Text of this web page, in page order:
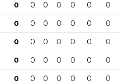
0 0 0 0 0 0 0
0 0 0 0 0 0 0
0 0 0 0 0 0 0
0 0 0 0 0 0 0
0 0 0 0 0 0 0